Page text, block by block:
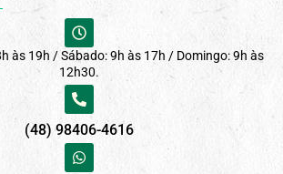
às 19h / Sábado: 9h às 17h / Domingo: 9h às
12h30.
(48) 98406-4616